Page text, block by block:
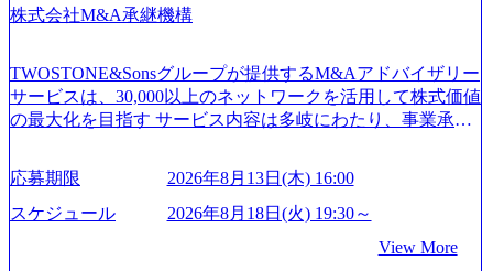
社またはグループ会社との協力体制を築いている Xspear社
sion-production.appspot.com/public/images/20240925204111_caa9
4e4b-6aae-45a6-a0ce-b98154c816a2_1153x543.webp メンバー情
報 (https://www.xspear.co.jp/member/)一部抜粋 - 伊勢山 昇吾氏:
業界で新規事業戦略、成長戦略、PMI推進、業務改革等の幅
広いプロジェクトに従事 - 鈴木健仁氏：新卒でベイカレン
トに入社し最年少ディレクターを経てXspearに参画 - 梶田
案、人事組織テーマに強みを持ち、メディア・エンタメ業
0x460.webp https://storage.googleapis.com/our-vision-production.a
810e-138e27965ee8_1200x386.webp グローバル人財育成を目
的とした「語学研修」、効果的なプレゼンのポイントを掴
み実践に強くなるための「プレゼン研修」、自社キャリア
アドバイザーによる自身のキャリア構築をめざす「キャリ
スタイム制度を実施しており、月単位の決められた労働時
間の範囲内で、出社・退社の時刻を社員の自己裁量に委
ね、ワークライフバランスを図りながら効率的に働くこと
ができる 【休日】 土日祝休みの完全週休2日制 2025年度の
株式会社M&A承継機構
TWOSTONE&Sonsグループが提供するM&Aアドバイザリー
サービスは、30,000以上のネットワークを活用して株式価値
の最大化を目指す サービス内容は多岐にわたり、事業承継
リーなどが含まれており、幅広いニーズに対応 譲渡企業に
対しては完全成功報酬制を採用し、M&A以外の選択肢も尊
重する姿勢を持ち、将来の株価成長を取り込むスキームの
&A業界のリーディングカンパニーであり、領域にこだわら
応募期限
2026年8月13日(木) 16:00
スケジュール
2026年8月18日(火) 19:30～
View More